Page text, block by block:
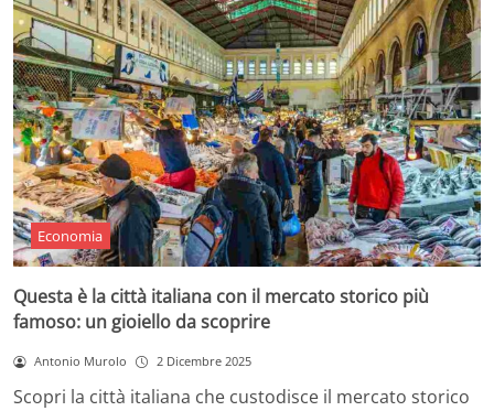
Economia
Questa è la città italiana con il mercato storico più
famoso: un gioiello da scoprire
Antonio Murolo 2 Dicembre 2025
Scopri la città italiana che custodisce il mercato storico